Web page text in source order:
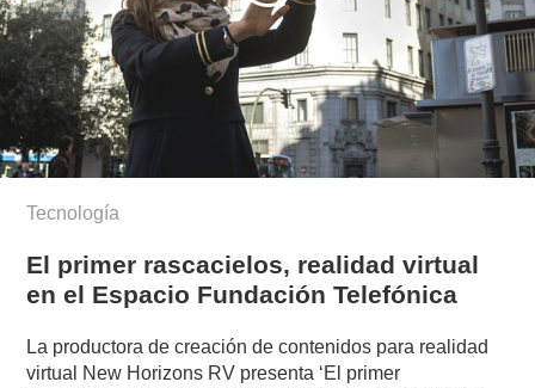
Tecnología
El primer rascacielos, realidad virtual
en el Espacio Fundación Telefónica
La productora de creación de contenidos para realidad
virtual New Horizons RV presenta ‘El primer